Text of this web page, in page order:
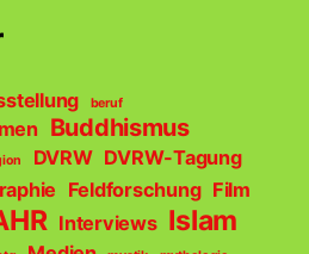
beruf
Buddhismus
DVRW DVRW-Tagung
Feldforschung Film
Interviews Islam